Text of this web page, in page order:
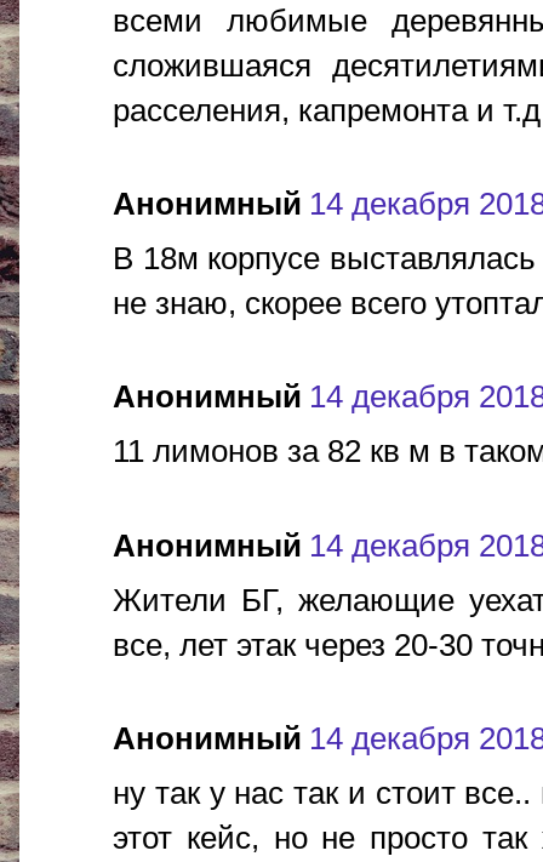
всеми любимые
сложившаяся
расселения, капремонта и
Анонимный 14 декабря
В 18м корпусе
не знаю, скорее всего
Анонимный 14 декабря
11 лимонов за 82 кв м в
Анонимный 14 декабря
Жители БГ, желающие
все, лет этак через 20-30
Анонимный 14 декабря
ну так у нас так и стоит
этот кейс, но не просто